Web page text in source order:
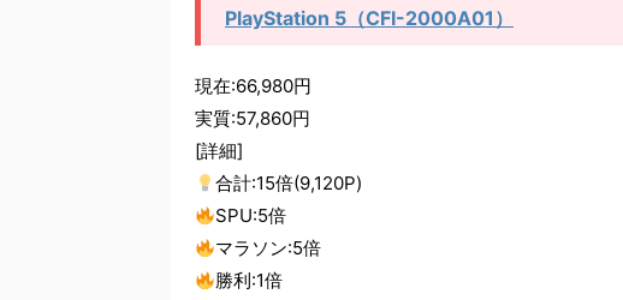
PlayStation 5（CFI-2000A01）
現在:66,980円
実質:57,860円
[詳細]
合計:15倍(9,120P)
SPU:5倍
マラソン:5倍
勝利:1倍